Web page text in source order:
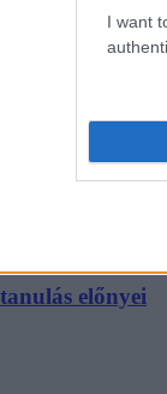
I want
újraindul
előnyei